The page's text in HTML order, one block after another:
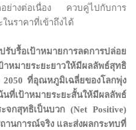
อย่างต่อเนื่อง ควบคู่ไปกับการ
นราคาที่เข้าถึงได้
รับรื้อเป้าหมายการลดการปล่อย
าหมายระยะยาวให้มีผลลัพธ์สุทธิ
ที่อุณหภูมิเฉลี่ยของโลกพุ่ง
ที่เป้าหมายระยะสั้นให้มีผลลัพธ์
จกสุทธิเป็นบวก (Net Positive)
นการณ์จริง และส่งผลกระทบที่